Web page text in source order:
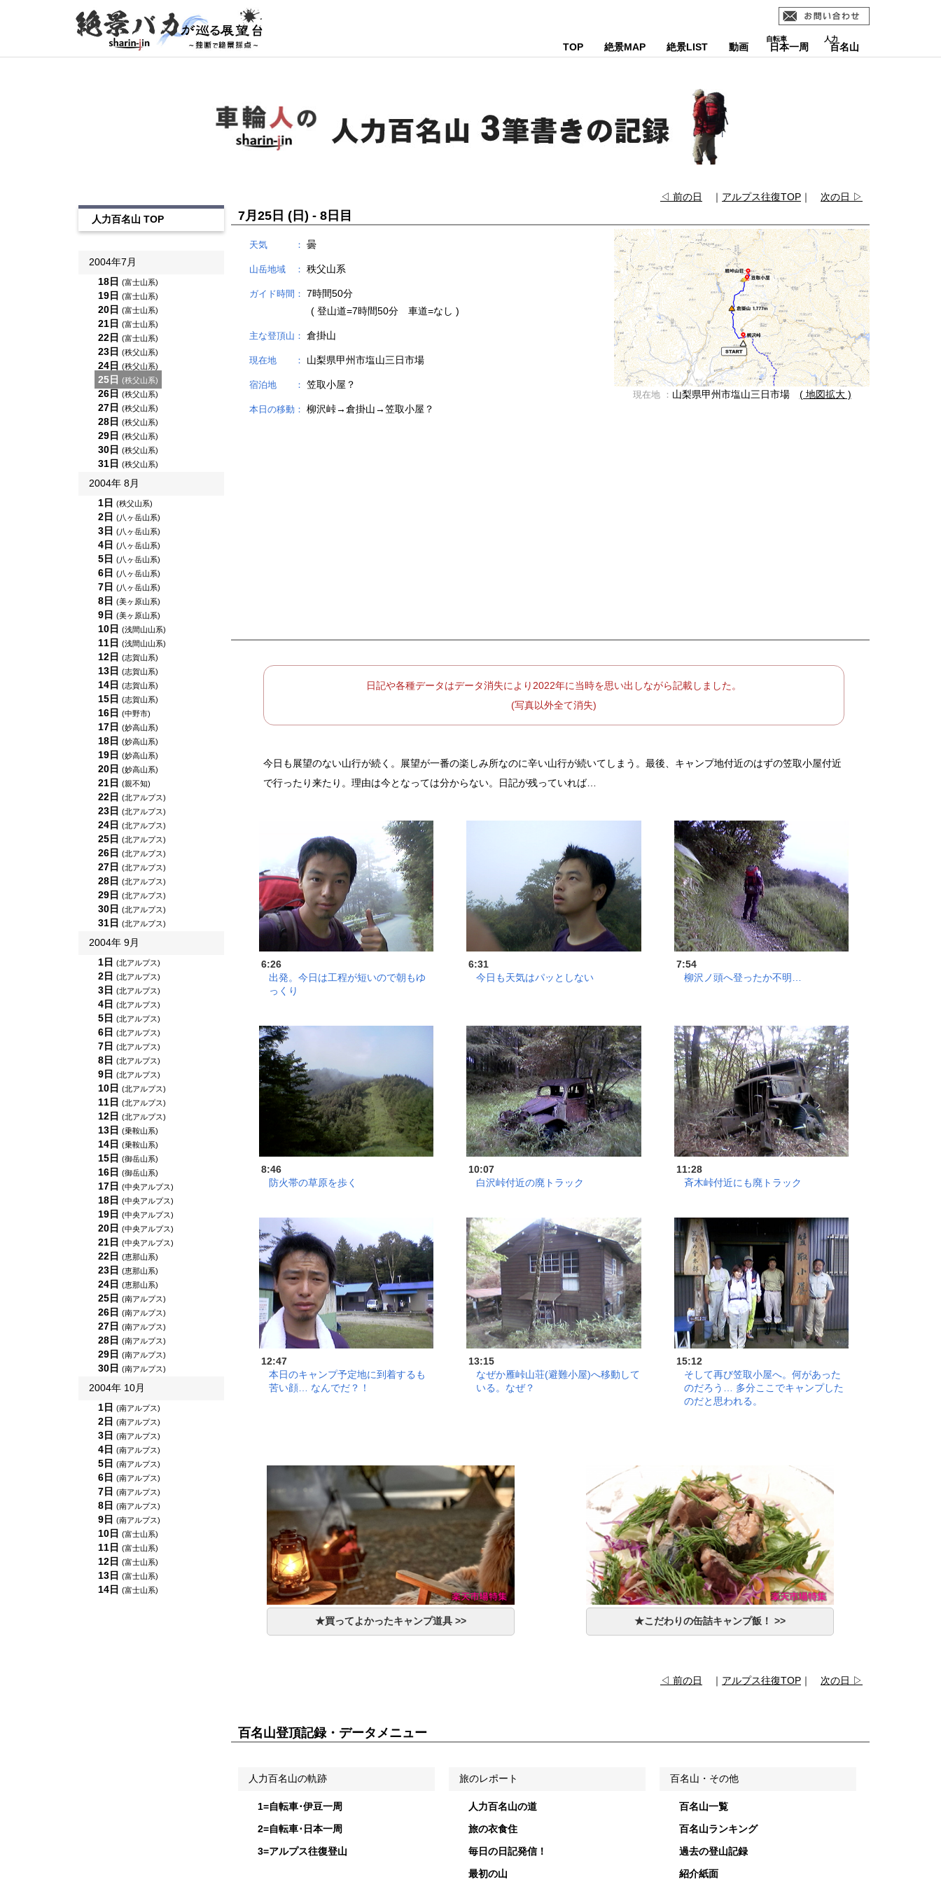
TOP 絶景MAP 絶景LIST 動画 日本一周 百名山
人力百名山 TOP
2004年7月
18日 (富士山系)
19日 (富士山系)
20日 (富士山系)
21日 (富士山系)
22日 (富士山系)
23日 (秩父山系)
24日 (秩父山系)
25日 (秩父山系)
26日 (秩父山系)
27日 (秩父山系)
28日 (秩父山系)
29日 (秩父山系)
30日 (秩父山系)
31日 (秩父山系)
2004年 8月
1日 (秩父山系)
2日 (八ヶ岳山系)
3日 (八ヶ岳山系)
4日 (八ヶ岳山系)
5日 (八ヶ岳山系)
6日 (八ヶ岳山系)
7日 (八ヶ岳山系)
8日 (美ヶ原山系)
9日 (美ヶ原山系)
10日 (浅間山山系)
11日 (浅間山山系)
12日 (志賀山系)
13日 (志賀山系)
14日 (志賀山系)
15日 (志賀山系)
16日 (中野市)
17日 (妙高山系)
18日 (妙高山系)
19日 (妙高山系)
20日 (妙高山系)
21日 (親不知)
22日 (北アルプス)
23日 (北アルプス)
24日 (北アルプス)
25日 (北アルプス)
26日 (北アルプス)
27日 (北アルプス)
28日 (北アルプス)
29日 (北アルプス)
30日 (北アルプス)
31日 (北アルプス)
2004年 9月
1日 (北アルプス)
2日 (北アルプス)
3日 (北アルプス)
4日 (北アルプス)
5日 (北アルプス)
6日 (北アルプス)
7日 (北アルプス)
8日 (北アルプス)
9日 (北アルプス)
10日 (北アルプス)
11日 (北アルプス)
12日 (北アルプス)
13日 (乗鞍山系)
14日 (乗鞍山系)
15日 (御岳山系)
16日 (御岳山系)
17日 (中央アルプス)
18日 (中央アルプス)
19日 (中央アルプス)
20日 (中央アルプス)
21日 (中央アルプス)
22日 (恵那山系)
23日 (恵那山系)
24日 (恵那山系)
25日 (南アルプス)
26日 (南アルプス)
27日 (南アルプス)
28日 (南アルプス)
29日 (南アルプス)
30日 (南アルプス)
2004年 10月
1日 (南アルプス)
2日 (南アルプス)
3日 (南アルプス)
4日 (南アルプス)
5日 (南アルプス)
6日 (南アルプス)
7日 (南アルプス)
8日 (南アルプス)
9日 (南アルプス)
10日 (富士山系)
11日 (富士山系)
12日 (富士山系)
13日 (富士山系)
14日 (富士山系)
◁ 前の日 ｜ アルプス往復TOP ｜ 次の日 ▷
7月25日 (日) - 8日目
天気 ： 曇
山岳地域 ： 秩父山系
ガイド時間： 7時間50分
( 登山道=7時間50分 車道=なし )
主な登頂山： 倉掛山
現在地 ： 山梨県甲州市塩山三日市場
宿泊地 ： 笠取小屋？
本日の移動： 柳沢峠→倉掛山→笠取小屋？
現在地 ： 山梨県甲州市塩山三日市場 ( 地図拡大 )
日記や各種データはデータ消失により2022年に当時を思い出しながら記載しました。
(写真以外全て消失)
今日も展望のない山行が続く。展望が一番の楽しみ所なのに辛い山行が続いてしまう。最後、キャンプ地付近のはずの笠取小屋付近
で行ったり来たり。理由は今となっては分からない。日記が残っていれば…
6:26
出発。今日は工程が短いので朝もゆ
っくり
6:31
今日も天気はパッとしない
7:54
柳沢ノ頭へ登ったか不明…
8:46
防火帯の草原を歩く
10:07
白沢峠付近の廃トラック
11:28
斉木峠付近にも廃トラック
12:47
本日のキャンプ予定地に到着するも
苦い顔… なんでだ？！
13:15
なぜか雁峠山荘(避難小屋)へ移動して
いる。なぜ？
15:12
そして再び笠取小屋へ。何があった
のだろう… 多分ここでキャンプした
のだと思われる。
★買ってよかったキャンプ道具 >> ★こだわりの缶詰キャンプ飯！ >>
◁ 前の日 ｜ アルプス往復TOP ｜ 次の日 ▷
百名山登頂記録・データメニュー
人力百名山の軌跡
1=自転車･伊豆一周
2=自転車･日本一周
3=アルプス往復登山
旅のレポート
人力百名山の道
旅の衣食住
毎日の日記発信！
最初の山
百名山・その他
百名山一覧
百名山ランキング
過去の登山記録
紹介紙面